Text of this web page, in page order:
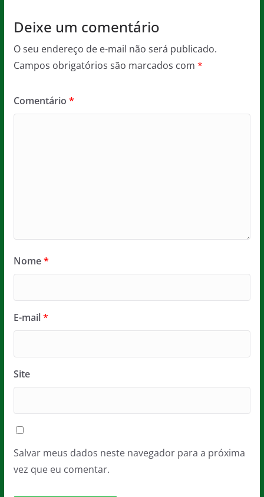
Deixe um comentário
O seu endereço de e-mail não será publicado.
Campos obrigatórios são marcados com *
Comentário *
Nome*
E-mail*
Site
Salvar meus dados neste navegador para a próxima
vez que eu comentar.